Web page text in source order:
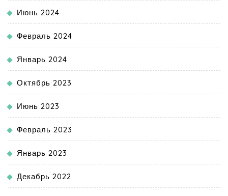
Июнь 2024
Февраль 2024
Январь 2024
Октябрь 2023
Июнь 2023
Февраль 2023
Январь 2023
Декабрь 2022